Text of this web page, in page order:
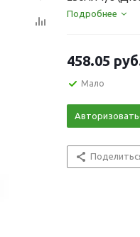
Подробнее
458.05
Мало